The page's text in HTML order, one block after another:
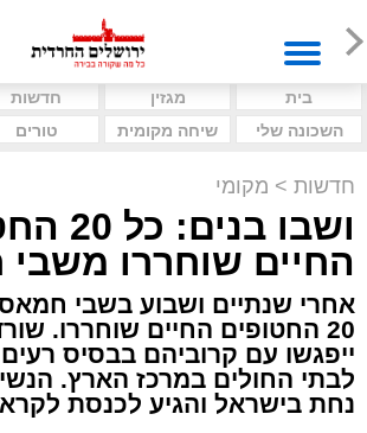
בית מגזין חדשות
השכונה שלי
שיחה מקומית טורים
חדשות > מקומי
ושבו
החיים שוחררו
אחרי שנתיים ושבוע בשבי
20 החטופים החיים שוחררו.
ייפגשו עם קרוביהם בבסיס
לבתי החולים במרכז הארץ.
נחת בישראל והגיע לכנסת